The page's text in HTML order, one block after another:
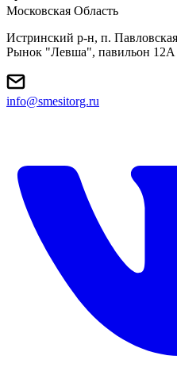
Московская Область
Истринский р-н, п.
Рынок "Левша", павильон 12A
info@smesitorg.ru